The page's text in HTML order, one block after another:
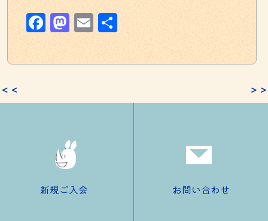
Facebook
Mastodon
Email
＜＜ ＞＞
新規ご入会 お問い合わせ